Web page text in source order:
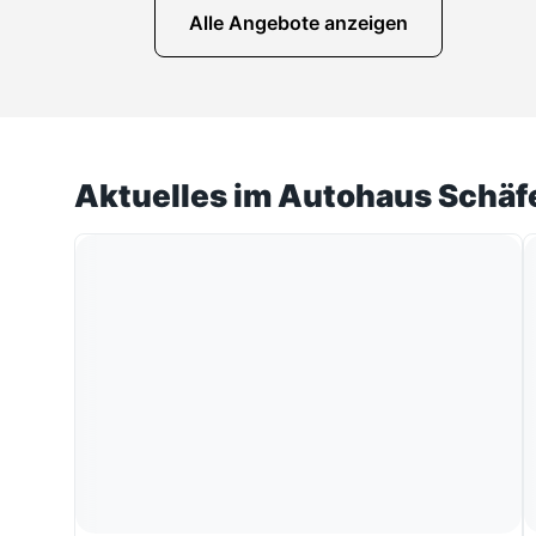
Alle Angebote anzeigen
Aktuelles im Autohaus